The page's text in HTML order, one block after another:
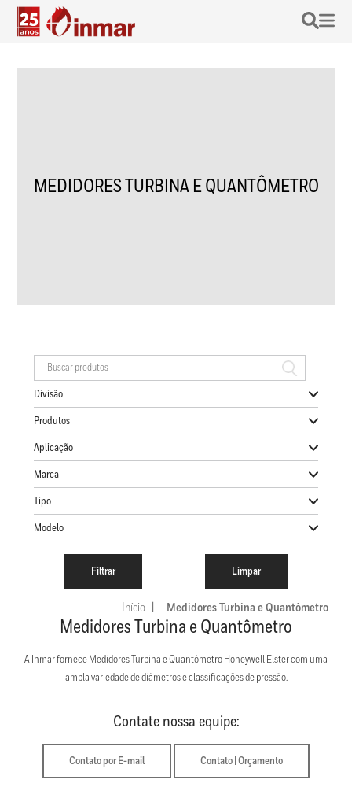
MEDIDORES TURBINA E QUANTÔMETRO
Divisão
Produtos
Aplicação
Marca
Tipo
Modelo
Início Medidores Turbina e Quantômetro
Medidores Turbina e Quantômetro
A Inmar fornece Medidores Turbina e Quantômetro Honeywell Elster com uma
ampla variedade de diâmetros e classificações de pressão.
Contate nossa equipe:
Contato por E-mail Contato | Orçamento